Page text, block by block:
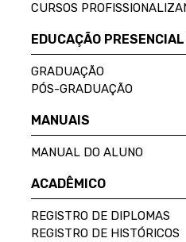
CURSOS
EDUCAÇÃO
GRADUAÇÃO
PÓS-GRADUAÇÃO
MANUAIS
MANUAL DO ALUNO
ACADÊMICO
REGISTRO DE DIPLOMAS
REGISTRO DE HISTÓRICOS